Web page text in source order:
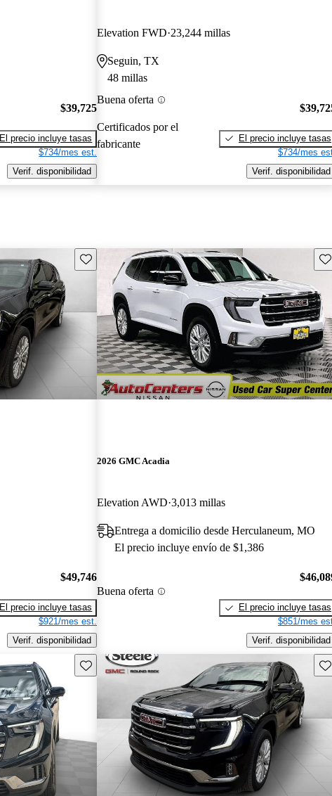
$39,725
El precio incluye tasas
$734/mes est.
Verif. disponibilidad
Elevation FWD 23,244 millas
Seguin, TX
48 millas
Buena oferta
Certificados por el
fabricante
El precio incluye tasas
$734/mes
Verif. disponibilidad
Guarda este Aviso
$49,746
El precio incluye tasas
$921/mes est.
Verif. disponibilidad
2026 GMC Acadia
Elevation AWD 3,013 millas
Entrega a domicilio desde Herculaneum, MO
El precio incluye envío de $1,386
Buena oferta
El precio incluye tasas
$851/mes
Verif. disponibilidad
Guarda este Aviso